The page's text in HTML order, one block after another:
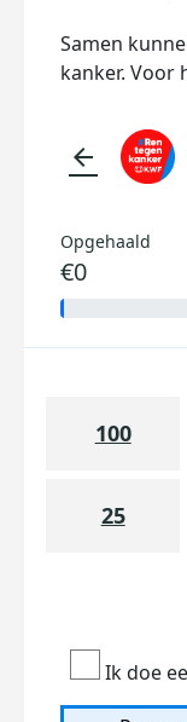
Samen
kanker. Voor
arrow_back
Opgehaald
€0
100
25
Ik doe